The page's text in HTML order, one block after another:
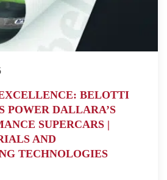
BELOTTI
POWER DALLARA’S
SUPERCARS |
AND
TECHNOLOGIES